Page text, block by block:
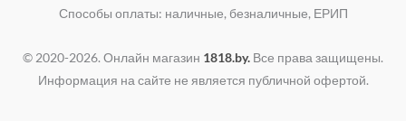
Способы оплаты: наличные, безналичные, ЕРИП
© 2020-2026. Онлайн магазин 1818.by. Все права защищены.
Информация на сайте не является публичной офертой.